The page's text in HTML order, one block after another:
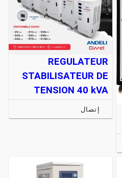
REGULATEUR
STABILISATEUR DE
TENSION 40 kVA
إتصال